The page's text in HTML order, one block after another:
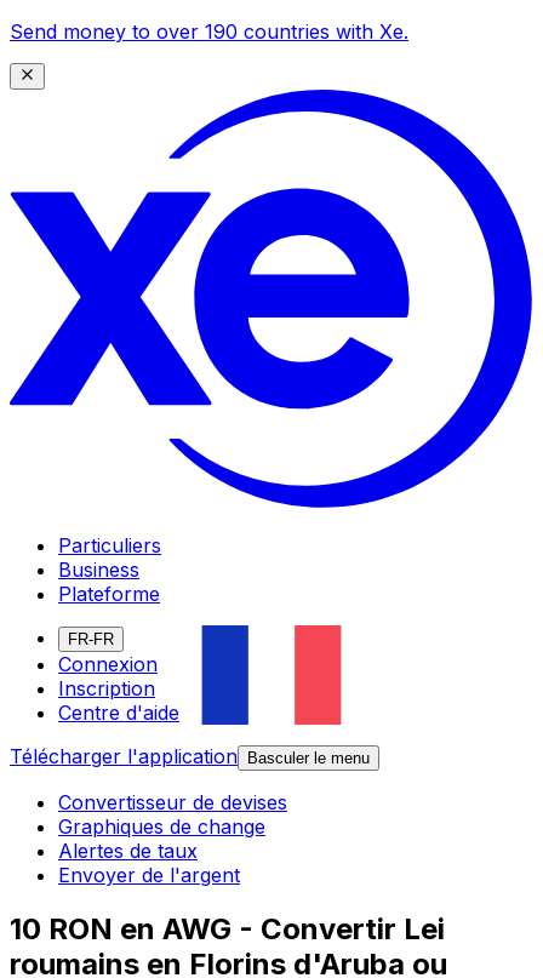
Send money to over 190 countries with Xe.
Particuliers
Business
Plateforme
FR-FR
Connexion
Inscription
Centre d'aide
Télécharger l'application
Basculer le menu
Convertisseur de devises
Graphiques de change
Alertes de taux
Envoyer de l'argent
10 RON en AWG - Convertir Lei
roumains en Florins d'Aruba ou